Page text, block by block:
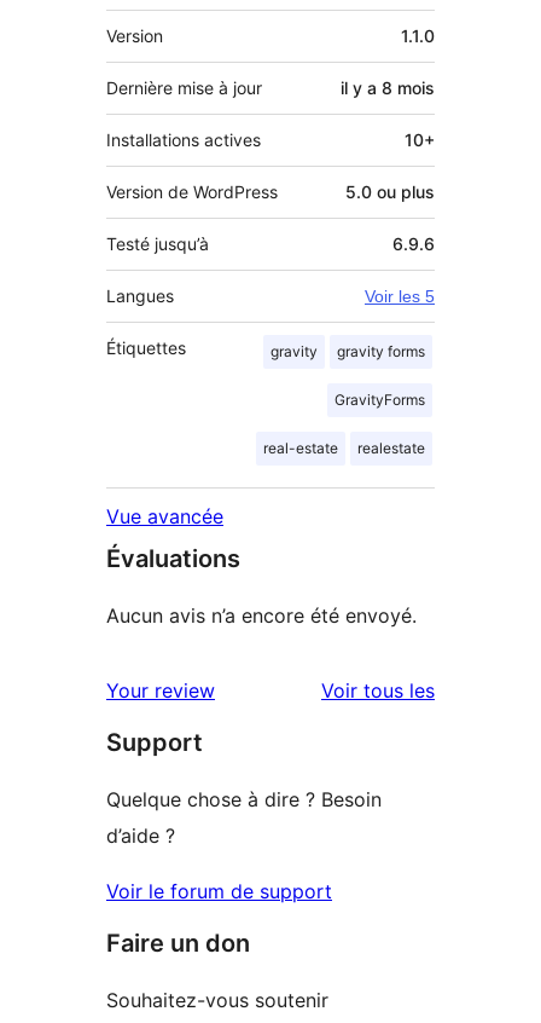
Méta
Version 1.1.0
Dernière mise à jour il y a 8 mois
Installations actives 10+
Version de WordPress 5.0 ou plus
Testé jusqu’à 6.9.6
Langues Voir les 5
Étiquettes gravity gravity forms
GravityForms
real-estate realestate
Vue avancée
Évaluations
Aucun avis n’a encore été envoyé.
Your review Voir tous lesavis
Support
Quelque chose à dire ? Besoin
d’aide ?
Voir le forum de support
Faire un don
Souhaitez-vous soutenir